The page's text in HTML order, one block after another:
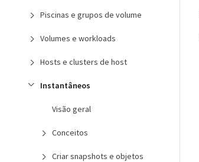
Piscinas e grupos de volume
Volumes e workloads
Hosts e clusters de host
Instantâneos
Visão geral
Conceitos
Criar snapshots e objetos